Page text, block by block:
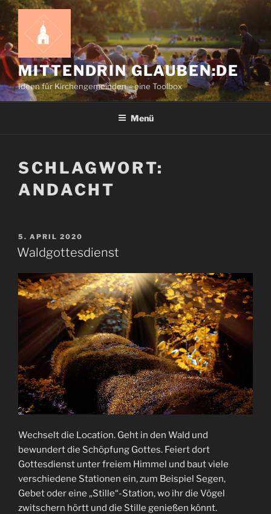
Zum
Inhalt
springen
MITTENDRIN GLAUBEN:DE
Ideen für Kirchengemeinden – eine Toolbox
Menü
SCHLAGWORT:
ANDACHT
VERÖFFENTLICHT
AM
5. APRIL 2020
Waldgottesdienst
Wechselt die Location. Geht in den Wald und
bewundert die Schöpfung Gottes. Feiert dort
Gottesdienst unter freiem Himmel und baut viele
verschiedene Stationen ein, zum Beispiel Segen,
Gebet oder eine „Stille“-Station, wo ihr die Vögel
zwitschern hörtt und die Stille genießen könnt.